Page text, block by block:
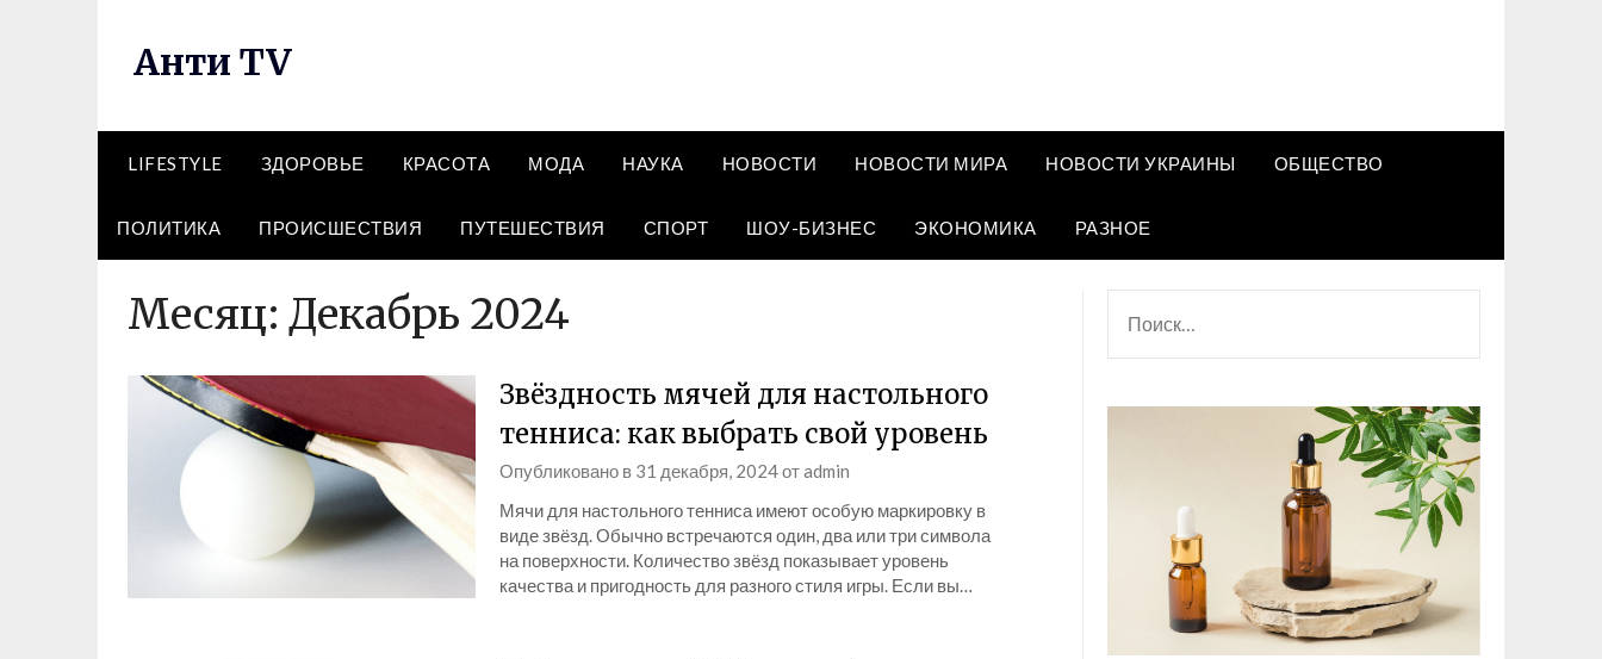
Анти TV
LIFESTYLE ЗДОРОВЬЕ КРАСОТА МОДА НАУКА НОВОСТИ НОВОСТИ МИРА НОВОСТИ УКРАИНЫ ОБЩЕСТВО
ПОЛИТИКА ПРОИСШЕСТВИЯ ПУТЕШЕСТВИЯ СПОРТ ШОУ-БИЗНЕС ЭКОНОМИКА РАЗНОЕ
Месяц: Декабрь 2024
Звёздность мячей для настольного
тенниса: как выбрать свой уровень
Опубликовано в 31 декабря, 2024отadmin
Мячи для настольного тенниса имеют особую маркировку в
виде звёзд. Обычно встречаются один, два или три символа
на поверхности. Количество звёзд показывает уровень
качества и пригодность для разного стиля игры. Если вы…